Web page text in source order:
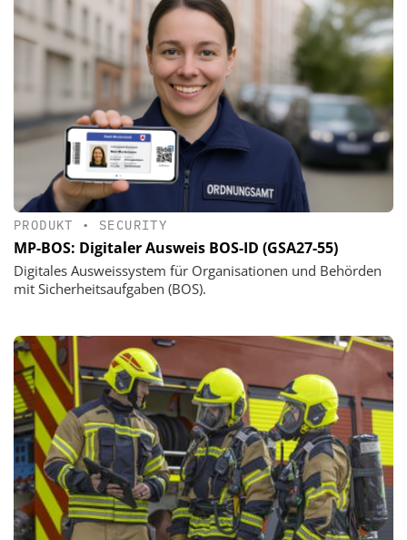
PRODUKT • SECURITY
MP-BOS: Digitaler Ausweis BOS-ID (GSA27-55)
Digitales Ausweissystem für Organisationen und Behörden
mit Sicherheitsaufgaben (BOS).